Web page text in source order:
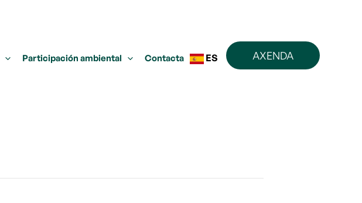
Participación ambiental Contacta ES AXENDA